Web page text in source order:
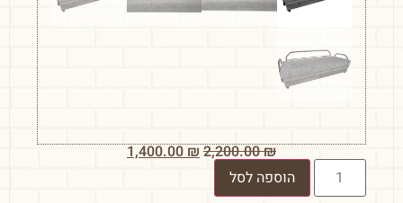
₪
2,200.00
₪
1,400.00
הוספה לסל